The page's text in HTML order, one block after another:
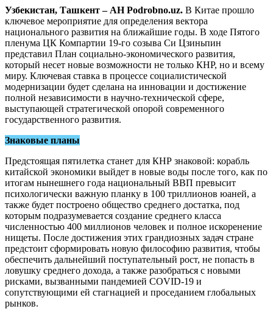
Узбекистан, Ташкент – АН Podrobno.uz. В Китае прошло
ключевое мероприятие для определения вектора
национального развития на ближайшие годы. В ходе Пятого
пленума ЦК Компартии 19-го созыва Си Цзиньпин
представил План социально-экономического развития,
который несет новые возможности не только КНР, но и всему
миру. Ключевая ставка в процессе социалистической
модернизации будет сделана на инновации и достижение
полной независимости в научно-технической сфере,
выступающей стратегической опорой современного
государственного развития.
Знаковые планы
Предстоящая пятилетка станет для КНР знаковой: корабль
китайской экономики выйдет в новые воды после того, как по
итогам нынешнего года национальный ВВП превысит
психологически важную планку в 100 триллионов юаней, а
также будет построено общество среднего достатка, под
которым подразумевается создание среднего класса
численностью 400 миллионов человек и полное искоренение
нищеты. После достижения этих грандиозных задач стране
предстоит сформировать новую философию развития, чтобы
обеспечить дальнейший поступательный рост, не попасть в
ловушку среднего дохода, а также разобраться с новыми
рисками, вызванными пандемией COVID-19 и
сопутствующими ей стагнацией и проседанием глобальных
рынков.